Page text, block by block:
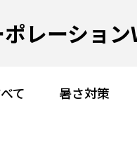
レーショ
て 暑さ対策